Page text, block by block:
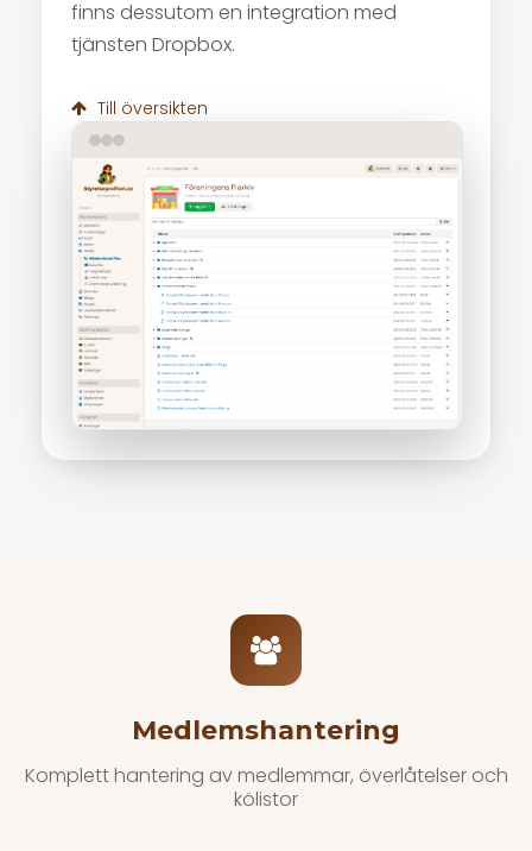
finns dessutom en integration med
tjänsten Dropbox.
Till översikten
Medlemshantering
Komplett hantering av medlemmar, överlåtelser och
kölistor